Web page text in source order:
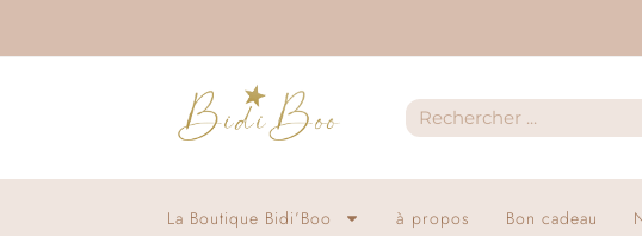
La Boutique Bidi’Boo à propos Bon cadeau